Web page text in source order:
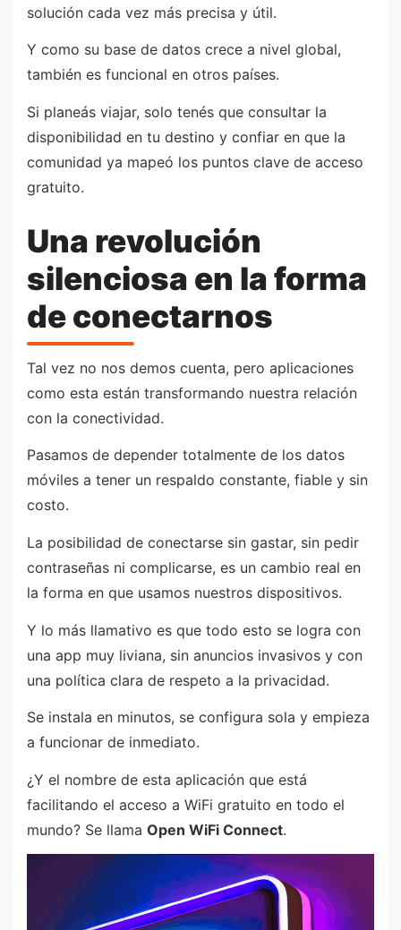
solución cada vez más precisa y útil.
Y como su base de datos crece a nivel global,
también es funcional en otros países.
Si planeás viajar, solo tenés que consultar la
disponibilidad en tu destino y confiar en que la
comunidad ya mapeó los puntos clave de acceso
gratuito.
Una revolución
silenciosa en la forma
de conectarnos
Tal vez no nos demos cuenta, pero aplicaciones
como esta están transformando nuestra relación
con la conectividad.
Pasamos de depender totalmente de los datos
móviles a tener un respaldo constante, fiable y sin
costo.
La posibilidad de conectarse sin gastar, sin pedir
contraseñas ni complicarse, es un cambio real en
la forma en que usamos nuestros dispositivos.
Y lo más llamativo es que todo esto se logra con
una app muy liviana, sin anuncios invasivos y con
una política clara de respeto a la privacidad.
Se instala en minutos, se configura sola y empieza
a funcionar de inmediato.
¿Y el nombre de esta aplicación que está
facilitando el acceso a WiFi gratuito en todo el
mundo? Se llama Open WiFi Connect.